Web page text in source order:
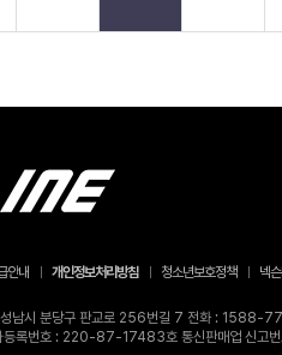
안내 개인정보처리방침 청소년보호정책 넥
도 성남시 분당구 판교로 256번길 7 전화 :
번호 : 220-87-17483호 통신판매업 신고